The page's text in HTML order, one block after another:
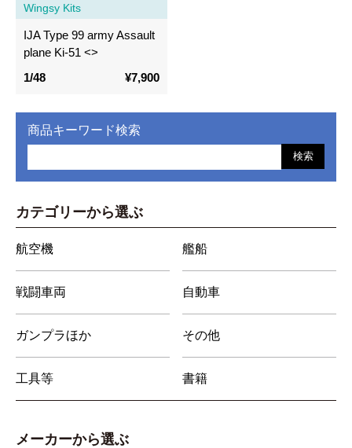
Wingsy Kits
IJA Type 99 army Assault
plane Ki-51 <>
1/48
¥7,900
商品キーワード検索
検索
カテゴリーから選ぶ
航空機 艦船
戦闘車両 自動車
ガンプラほか その他
工具等 書籍
メーカーから選ぶ